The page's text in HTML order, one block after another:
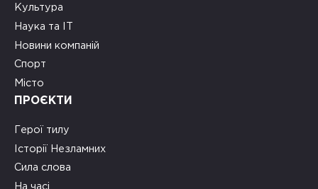
Культура
Наука та ІТ
Новини компаній
Спорт
Місто
ПРОЄКТИ
Герої тилу
Історії Незламних
Сила слова
На часі